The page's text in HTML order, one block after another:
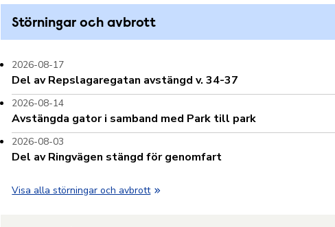
Störningar och avbrott
2026-08-17
Del av Repslagaregatan avstängd v. 34-37
2026-08-14
Avstängda gator i samband med Park till park
2026-08-03
Del av Ringvägen stängd för genomfart
Visa alla störningar och avbrott